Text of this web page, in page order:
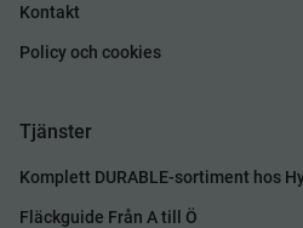
Kontakt
Policy och cookies
Tjänster
Komplett DURABLE-sortiment hos
Fläckguide Från A till Ö